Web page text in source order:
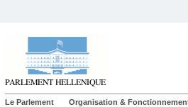
Le Parlement Organisation &